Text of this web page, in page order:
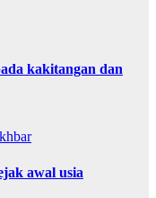
kakitangan dan
awal usia